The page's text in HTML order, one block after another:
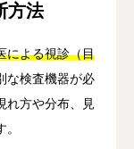
方法
による視診（目
な検査機器が必
れ方や分布、見